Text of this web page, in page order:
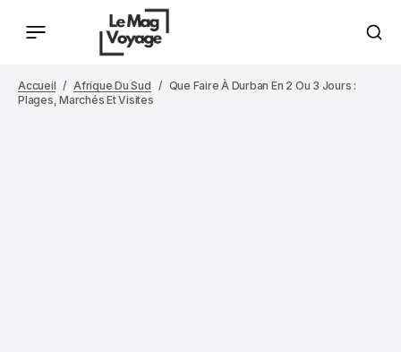
Accueil Afrique Du Sud
Que Faire À Durban En 2 Ou 3 Jours :
Plages, Marchés Et Visites